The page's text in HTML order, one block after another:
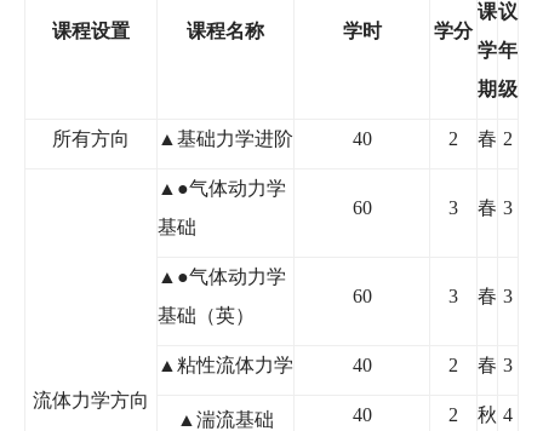
课程设置 课程名称 学时 学分
课
学
期
议
年
级
所有方向 ▲ 基础力学进阶 40 2 春 2
流体力学方向
▲ ●气体动力学
基础
60 3 春 3
▲ ●气体动力学
基础（英）
60 3 春 3
▲ 粘性流体力学 40 2 春 3
▲湍流基础 40 2 秋 4